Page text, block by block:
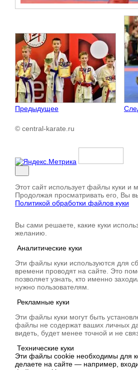
Предыдущее
© central-karate.ru
Этот сайт использует файлы куки и
Продолжая просматривать его, Вы
Политикой обработки файлов куки
Вы сами решаете, какие куки
желанию.
Аналитические куки
Эти файлы куки используются для
времени проводят на сайте. Это
позволяет узнать, кто именно
нужно пользователям.
Рекламные куки
Эти файлы куки могут быть
файлы не содержат ваших личных
видеть, будет менее точной и не
Технические куки
Эти файлы cookie необходимы для
делаете на сайте — например,